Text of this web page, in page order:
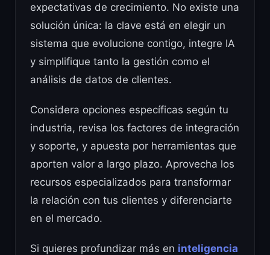
expectativas de crecimiento. No existe una
solución única: la clave está en elegir un
sistema que evolucione contigo, integre IA
y simplifique tanto la gestión como el
análisis de datos de clientes.
Considera opciones específicas según tu
industria, revisa los factores de integración
y soporte, y apuesta por herramientas que
aporten valor a largo plazo. Aprovecha los
recursos especializados para transformar
la relación con tus clientes y diferenciarte
en el mercado.
Si quieres profundizar más en inteligencia